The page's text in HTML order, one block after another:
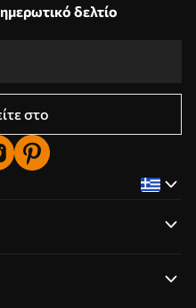
δελτίο
στο